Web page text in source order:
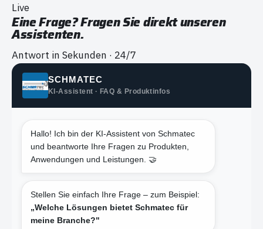
Live
Eine Frage? Fragen Sie direkt unseren
Assistenten.
Antwort in Sekunden · 24/7